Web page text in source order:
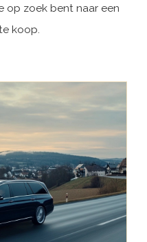
als
op zoek bent naar een
koop.